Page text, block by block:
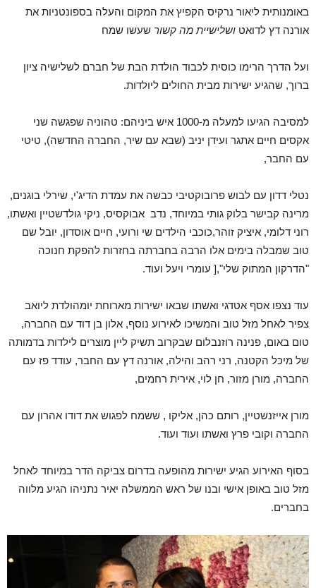
באומנותית ליאור נרקיס הקפיץ את המקום והעלה בספונטניות את
אורנה דץ לדואט ושלישיית מה קשור שעשו שמח
ועל הדרך הרימו כוסית לכבוד הולדת הבת של חברם לשלישיה ציון
ברוך, שהגיע ישירות מבית החולים ליולדות.
למסיבה הגיעו למעלה מ-1000 איש ביניהם: טהוניה שפגשה שני
אקסים חיים אתגר ועידן יניב (שבא עם שיר, החברה החדשה), טיטי
עם החבר,
נטלי דדון עם לבוש פרובוקטיבי כבשה את עמדת הדיג'י, שירלי בוגנים,
מרינה קבישר בלוק גותי במיוחד, נדב אבוקסיס, ניקי גולדשטיין ואשתו,
רוני דלומי, איציק זוהר,כוכבי הילדים שי ורועי, חיים אוסדון, יובל שם
טוב שמבלה בימים אלו הרבה בחברתה בחזרות להפקת חנוכה
"הדרקון המתוק שלי",[ עומרי ויעל ועוד.
עוד נצפו אסף אטדגי ואשתו שבאו ישירות מארוחת יומהולדת ליואב
צפיר לאחל מזל טוב והמשיכו לאירוע נוסף, אלון בן דוד עם החברה,
טום באום, פנינה רוזנבלום שבקרוב תשיק ליין מוצרים לילדות בדמותה
של מיכל הקטנה, רני רהב והילה, אורנה דץ עם החבר, עודד פז עם
החברה, מורן מזור, חן לוי, אירית רחמים,
מורן אייזנשטיין, רותם כהן, אליקו , ששמח לפגוש את דודו אהרון עם
החברה וקובי פרץ ואשתו ועוד ועוד.
בסוף האירוע הגיע ישירות מהופעה בדרום צביקה הדר במיוחד לאחל
מזל טוב באופן אישי ובנו של ראש הממשלה יאיר נתניהו הגיע מלווה
בחברים.